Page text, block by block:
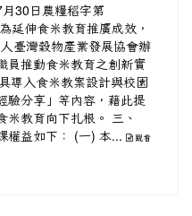
30日農糧稻字第
延伸食米教育推廣成效，
臺灣穀物產業發展協會辦
員推動食米教育之創新實
導入食米教案設計與校園
驗分享」等內容，藉此提
米教育向下扎根。 三、
權益如下： (一) 本...
觀看